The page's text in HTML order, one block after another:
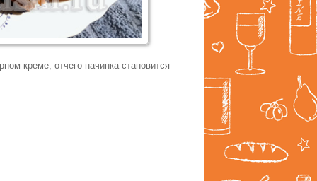
креме, отчего начинка становится